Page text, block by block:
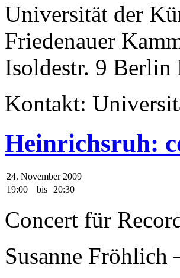
Universität der
Friedenauer
Isoldestr. 9 Berlin
Kontakt:
Heinrichsruh:
24. November 2009
19:00
bis 20:30
Concert für
Susanne Fröhlich